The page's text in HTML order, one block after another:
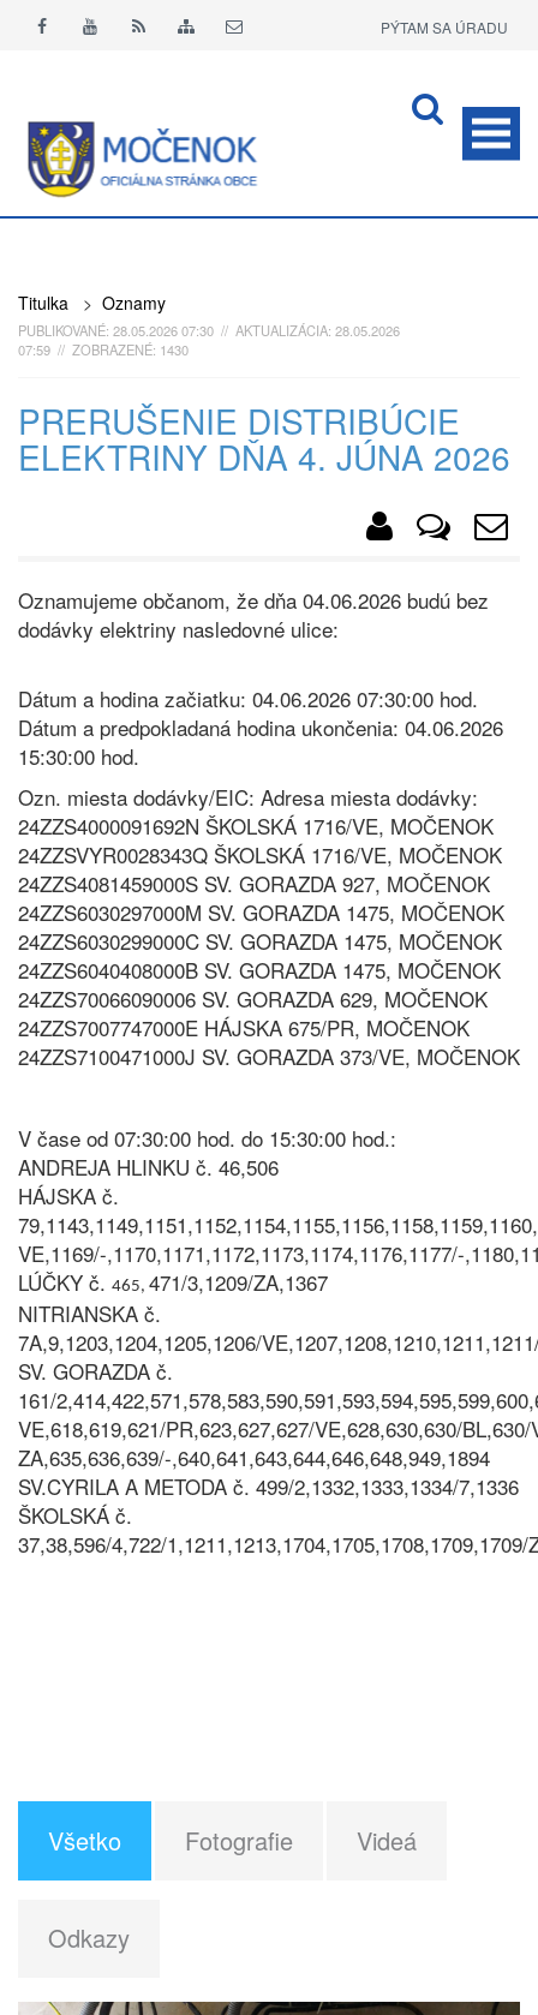
PÝTAM SA ÚRADU
Titulka > Oznamy
PUBLIKOVANÉ: 28.05.2026 07:30 // AKTUALIZÁCIA: 28.05.2026
07:59 // ZOBRAZENÉ: 1430
PRERUŠENIE DISTRIBÚCIE
ELEKTRINY DŇA 4. JÚNA 2026
Oznamujeme občanom, že dňa 04.06.2026 budú bez
dodávky elektriny nasledovné ulice:
Dátum a hodina začiatku: 04.06.2026 07:30:00 hod.
Dátum a predpokladaná hodina ukončenia: 04.06.2026
15:30:00 hod.
Ozn. miesta dodávky/EIC: Adresa miesta dodávky:
24ZZS4000091692N ŠKOLSKÁ 1716/VE, MOČENOK
24ZZSVYR0028343Q ŠKOLSKÁ 1716/VE, MOČENOK
24ZZS4081459000S SV. GORAZDA 927, MOČENOK
24ZZS6030297000M SV. GORAZDA 1475, MOČENOK
24ZZS6030299000C SV. GORAZDA 1475, MOČENOK
24ZZS6040408000B SV. GORAZDA 1475, MOČENOK
24ZZS70066090006 SV. GORAZDA 629, MOČENOK
24ZZS7007747000E HÁJSKA 675/PR, MOČENOK
24ZZS7100471000J SV. GORAZDA 373/VE, MOČENOK
V čase od 07:30:00 hod. do 15:30:00 hod.:
ANDREJA HLINKU č. 46,506
HÁJSKA č.
VE,1169/-,1170,1171,1172,1173,1174,1176,1177/-
LÚČKY č. 465, 471/3,1209/ZA,1367
NITRIANSKA č.
7A,9,1203,1204,1205,1206/
SV. GORAZDA č.
161/
VE,618,619,621/PR,623,627,627/VE,628,630,630/
ZA,635,636,639/-,640,641,643,644,646,648,949,1894
SV.CYRILA A METODA č. 499/2,1332,1333,1334/7,1336
ŠKOLSKÁ č.
37,38,596/4,722/
Všetko Fotografie Videá
Odkazy